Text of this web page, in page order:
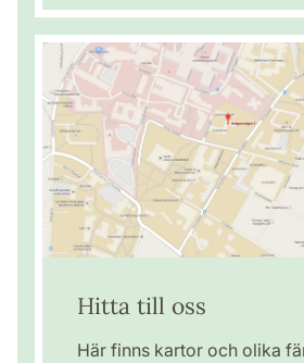
Hitta till oss
Här finns kartor och olika